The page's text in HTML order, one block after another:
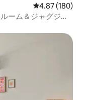
レビュー180
4.87 (180)
ーム＆ジャグジー